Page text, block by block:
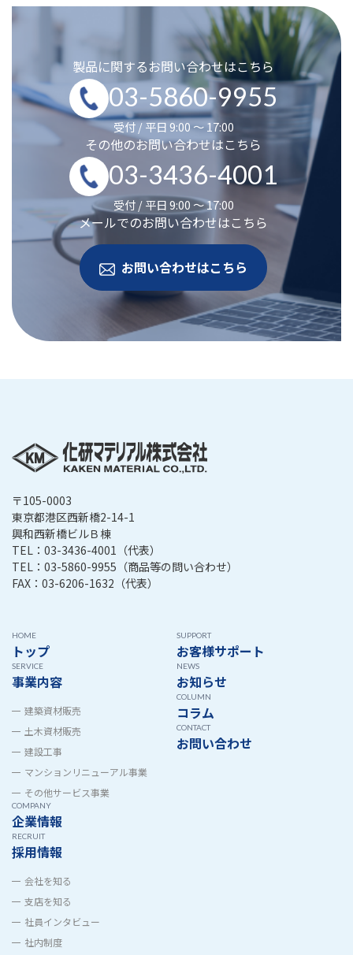
製品に関するお問い合わせはこちら
03-5860-9955
受付 / 平日 9:00 ～ 17:00
その他のお問い合わせはこちら
03-3436-4001
受付 / 平日 9:00 ～ 17:00
メールでのお問い合わせはこちら
お問い合わせはこちら
〒105-0003
東京都港区西新橋2-14-1
興和西新橋ビルＢ棟
TEL： 03-3436-4001 （代表）
TEL： 03-5860-9955 （商品等の問い合わせ）
FAX：03-6206-1632（代表）
HOME
トップ
SERVICE
事業内容
建築資材販売
土木資材販売
建設工事
マンションリニューアル事業
その他サービス事業
COMPANY
企業情報
RECRUIT
採用情報
会社を知る
支店を知る
社員インタビュー
社内制度
SUPPORT
お客様サポート
NEWS
お知らせ
COLUMN
コラム
CONTACT
お問い合わせ